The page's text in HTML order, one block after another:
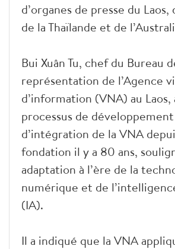
d’organes de presse du
de la Thaïlande et de
Bui Xuân Tu, chef du Bureau
représentation de l’Agence
d’information (VNA) au
processus de
d’intégration de la VNA
fondation il y a 80 ans,
adaptation à l’ère de la
numérique et de
(IA).
Il a indiqué que la VNA